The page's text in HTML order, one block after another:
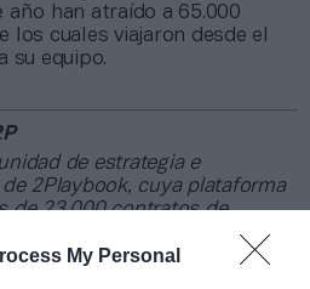
My Personal
año han atraído a 65.000
los cuales viajaron desde el
su equipo.
de estrategia e
2Playbook, cuya plataforma
de 23.000 contratos de
español y otros 7.000 de ligas
enviarnos tus casos de éxito
a